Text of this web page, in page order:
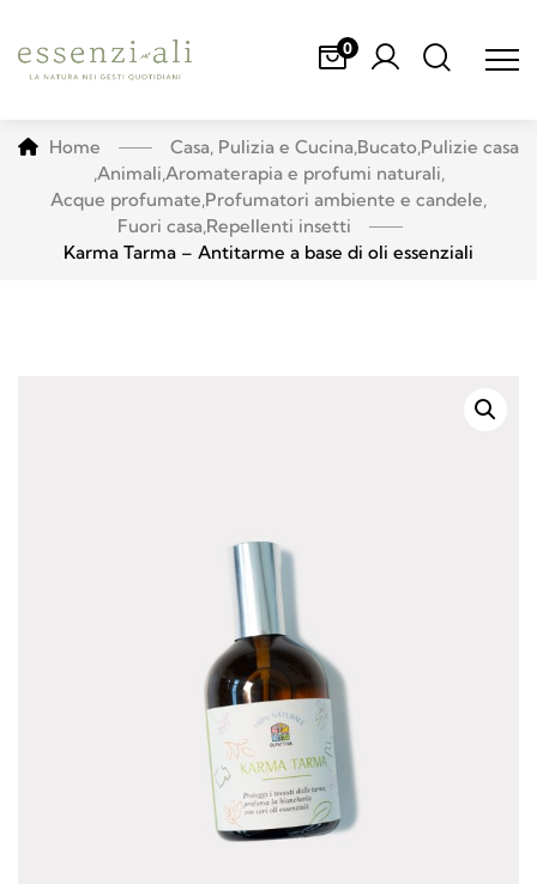
0
Home Casa, Pulizia e Cucina,Bucato,Pulizie casa
,Animali,Aromaterapia e profumi naturali,
Acque profumate,Profumatori ambiente e candele,
Fuori casa,Repellenti insetti
Karma Tarma – Antitarme a base di oli essenziali